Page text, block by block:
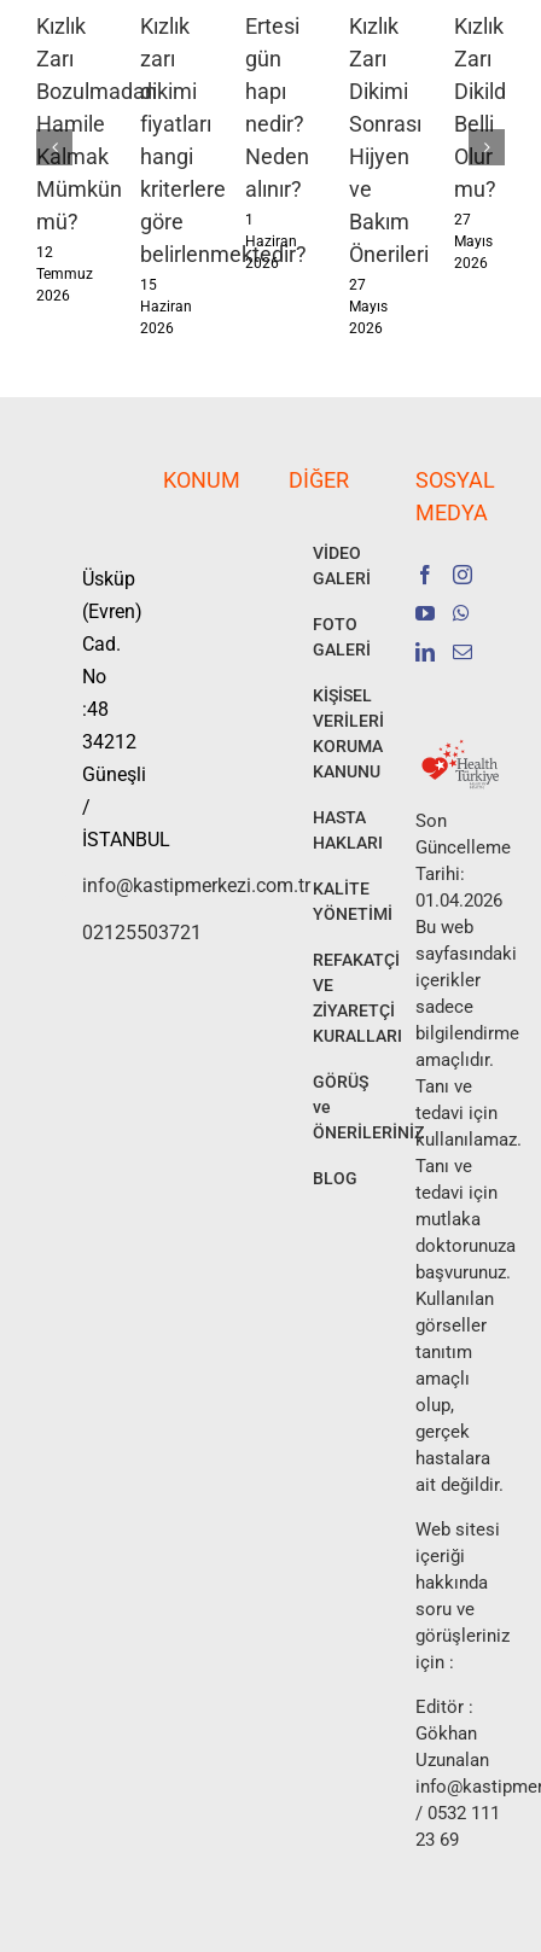
Kızlık
Zarı
Bozulmadan
Hamile
Kalmak
Mümkün
mü?
12
Temmuz
2026
Kızlık
zarı
dikimi
fiyatları
hangi
kriterlere
göre
belirlenmektedir?
15
Haziran
2026
Ertesi
gün
hapı
nedir?
Neden
alınır?
1
Haziran
2026
Kızlık
Zarı
Dikimi
Sonrası
Hijyen
ve
Bakım
Önerileri
27
Mayıs
2026
Kızlık
Zarı
Dikildiği
Belli
Olur
mu?
27
Mayıs
2026
Üsküp
(Evren)
Cad.
No
:48
34212
Güneşli
/
İSTANBUL
info@kastipmerkezi.com.tr
02125503721
KONUM DIĞER
VİDEO
GALERİ
FOTO
GALERİ
KİŞİSEL
VERİLERİ
KORUMA
KANUNU
HASTA
HAKLARI
KALİTE
YÖNETİMİ
REFAKATÇİ
VE
ZİYARETÇİ
KURALLARI
GÖRÜŞ
ve
ÖNERİLERİNİZ
BLOG
SOSYAL
MEDYA
Son
Güncelleme
Tarihi:
01.04.2026
Bu web
sayfasındaki
içerikler
sadece
bilgilendirme
amaçlıdır.
Tanı ve
tedavi için
kullanılamaz.
Tanı ve
tedavi için
mutlaka
doktorunuza
başvurunuz.
Kullanılan
görseller
tanıtım
amaçlı
olup,
gerçek
hastalara
ait değildir.
Web sitesi
içeriği
hakkında
soru ve
görüşleriniz
için :
Editör :
Gökhan
Uzunalan
/ 0532 111
23 69